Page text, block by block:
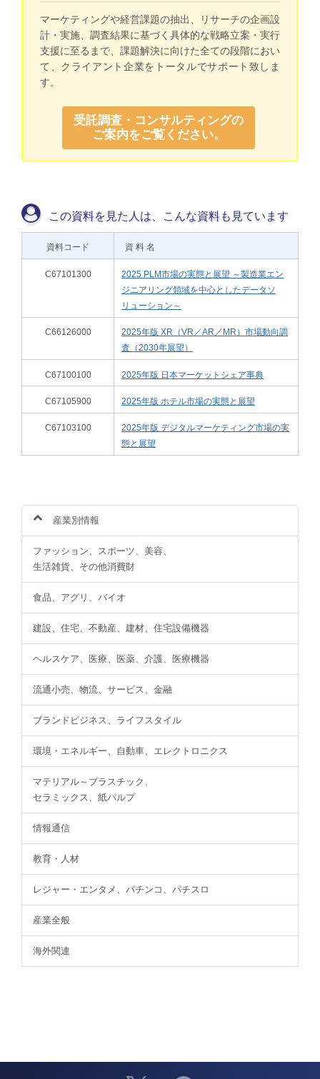
マーケティングや経営課題の抽出、リサーチの企画設
計・実施、調査結果に基づく具体的な戦略立案・実行
支援に至るまで、課題解決に向けた全ての段階におい
て、クライアント企業をトータルでサポート致しま
す。
受託調査・コンサルティングの
ご案内をご覧ください。
この資料を見た人は、こんな資料も見ています
資料コード 資 料 名
C67101300
2025 PLM市場の実態と展望 ～製造業エン
ジニアリング領域を中心としたデータソ
リューション～
C66126000
2025年版 XR（VR／AR／MR）市場動向調
査（2030年展望）
C67100100 2025年版 日本マーケットシェア事典
C67105900 2025年版 ホテル市場の実態と展望
C67103100
2025年版 デジタルマーケティング市場の実
態と展望
産業別情報
ファッション、スポーツ、美容、
生活雑貨、その他消費財
食品、アグリ、バイオ
建設、住宅、不動産、建材、住宅設備機器
ヘルスケア、医療、医薬、介護、医療機器
流通小売、物流、サービス、金融
ブランドビジネス、ライフスタイル
環境・エネルギー、自動車、エレクトロニクス
マテリアル～プラスチック、
セラミックス、紙パルプ
情報通信
教育・人材
レジャー・エンタメ、パチンコ、パチスロ
産業全般
海外関連